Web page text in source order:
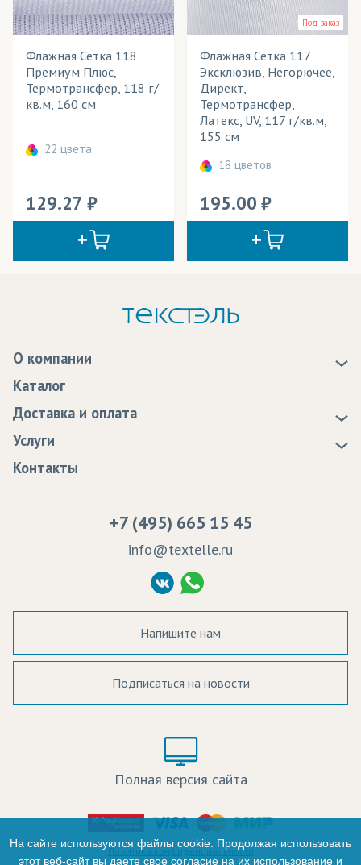
Флажная Сетка 118
Премиум Плюс,
Термотрансфер, 118 г/
кв.м, 160 см
22 цвета
129.27
Под заказ
Флажная Сетка 117
Эксклюзив, Негорючее,
Директ,
Термотрансфер,
Латекс, UV, 117 г/кв.м,
155 см
18 цветов
195.00
О компании
Статьи
Программа лояльности
Сертификаты качества
Судебные решения
Политика Конфиденциальности
Согласие на обработку ПД
Каталог
Доставка и оплата
Доставка
Оплата
Услуги
Образцы
Контакты
+7 (495) 665 15 45
info@textelle.ru
Напишите нам
Подписаться на новости
Полная версия сайта
Политика конфиденциальности
-
На сайте используются файлы cookie. Продолжая использовать
этот веб-сайт вы даете свое согласие на их использование и